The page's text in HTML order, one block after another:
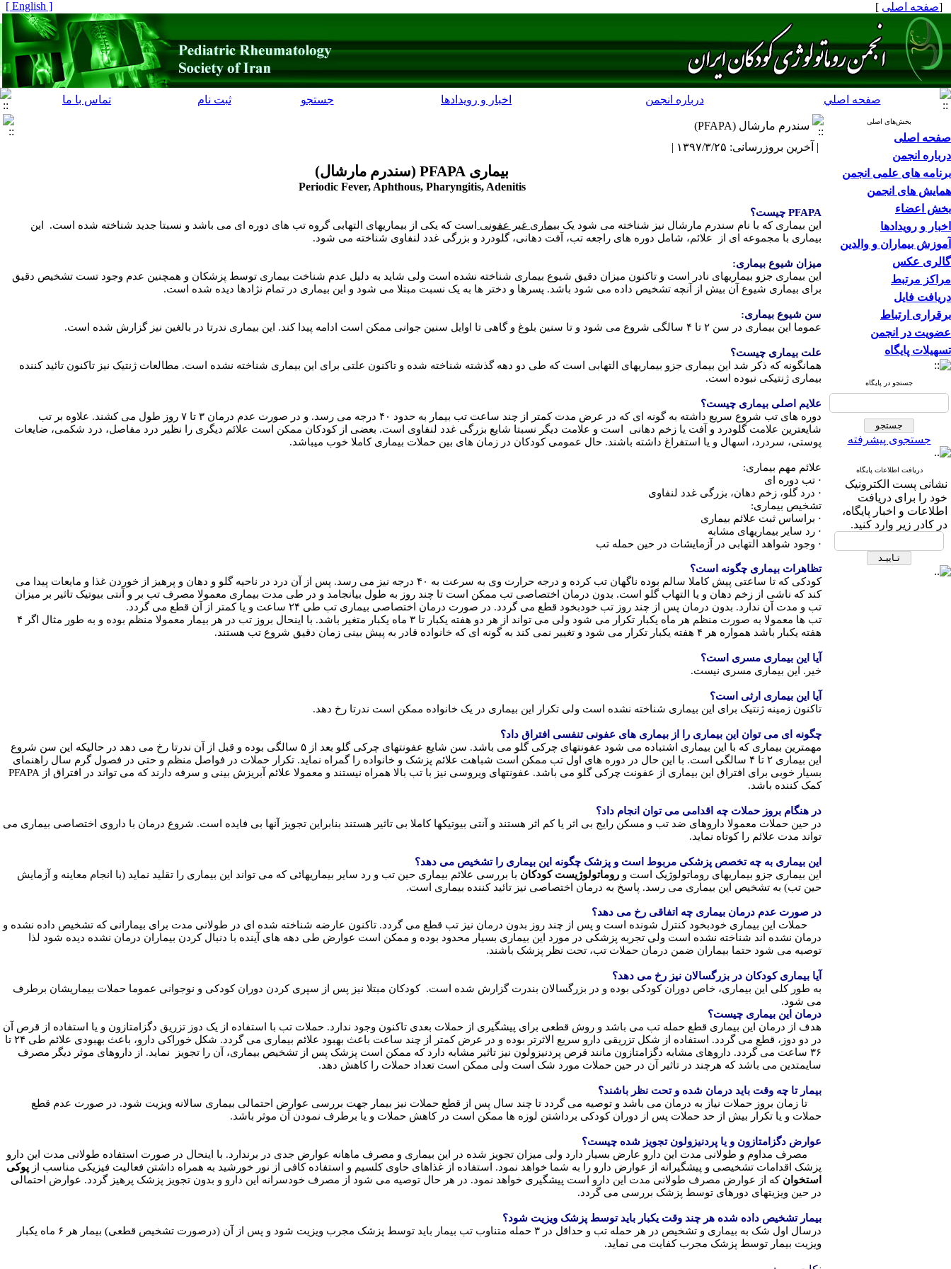
[صفحه اصلی ]
[ English ]
صفحه اصلي درباره انجمن اخبار و رویدادها جستجو ثبت نام تماس با ما
بخش‌های اصلی
صفحه اصلی
درباره انجمن
برنامه های علمی انجمن
همایش های انجمن
بخش اعضاء
اخبار و رویدادها
آموزش بیماران و والدین
گالری عکس
مراکز مرتبط
دریافت فایل
برقراری ارتباط
عضویت در انجمن
تسهیلات پایگاه
جستجو در پایگاه
جستجوی پیشرفته
دریافت اطلاعات پایگاه
نشانی پست الکترونیک
خود را برای دریافت
اطلاعات و اخبار پایگاه،
در کادر زیر وارد کنید.
سندرم مارشال (PFAPA)
| آخرین بروزرسانی: ۱۳۹۷/۳/۲۵ |
بیماری PFAPA (سندرم مارشال)
Periodic Fever, Aphthous, Pharyngitis, Adenitis
PFAPA چیست؟
این بیماری که با نام سندرم مارشال نیز شناخته می شود یک بیماری غیر عفونی است که یکی از بیماریهای التهابی گروه تب های دوره ای می باشد و نسبتا جدید شناخته شده است. این
بیماری با مجموعه ای از علائم، شامل دوره های راجعه تب، آفت دهانی، گلودرد و بزرگی غدد لنفاوی شناخته می شود.
میزان شیوع بیماری:
این بیماری جزو بیماریهای نادر است و تاکنون میزان دقیق شیوع بیماری شناخته نشده است ولی شاید به دلیل عدم شناخت بیماری توسط پزشکان و همچنین عدم وجود تست تشخیص دقیق
برای بیماری شیوع آن بیش از آنچه تشخیص داده می شود باشد. پسرها و دختر ها به یک نسبت مبتلا می شود و این بیماری در تمام نژادها دیده شده است.
سن شیوع بیماری:
عموما این بیماری در سن ۲ تا ۴ سالگی شروع می شود و تا سنین بلوغ و گاهی تا اوایل سنین جوانی ممکن است ادامه پیدا کند. این بیماری ندرتا در بالغین نیز گزارش شده است.
علت بیماری چیست؟
همانگونه که ذکر شد این بیماری جزو بیماریهای التهابی است که طی دو دهه گذشته شناخته شده و تاکنون علتی برای این بیماری شناخته نشده است. مطالعات ژنتیک نیز تاکنون تائید کننده
بیماری ژنتیکی نبوده است.
علایم اصلی بیماری چیست؟
دوره های تب شروع سریع داشته به گونه ای که در عرض مدت کمتر از چند ساعت تب بیمار به حدود ۴۰ درجه می رسد. و در صورت عدم درمان ۳ تا ۷ روز طول می کشند. علاوه بر تب
شایعترین علامت گلودرد و آفت یا زخم دهانی است و علامت دیگر نسبتا شایع بزرگی غدد لنفاوی است. بعضی از کودکان ممکن است علائم دیگری را نظیر درد مفاصل، درد شکمی، ضایعات
پوستی، سردرد، اسهال و یا استفراغ داشته باشند. حال عمومی کودکان در زمان های بین حملات بیماری کاملا خوب میباشد.
علائم مهم بیماری:
· تب دوره ای
· درد گلو، زخم دهان، بزرگی غدد لنفاوی
تشخیص بیماری:
· براساس ثبت علائم بیماری
· رد سایر بیماریهای مشابه
· وجود شواهد التهابی در آزمایشات در حین حمله تب
تظاهرات بیماری چگونه است؟
کودکی که تا ساعتی پیش کاملا سالم بوده ناگهان تب کرده و درجه حرارت وی به سرعت به ۴۰ درجه نیز می رسد. پس از آن درد در ناحیه گلو و دهان و پرهیز از خوردن غذا و مایعات پیدا می
کند که ناشی از زخم دهان و یا التهاب گلو است. بدون درمان اختصاصی تب ممکن است تا چند روز به طول بیانجامد و در طی مدت بیماری معمولا مصرف تب بر و آنتی بیوتیک تاثیر بر میزان
تب و مدت آن ندارد. بدون درمان پس از چند روز تب خودبخود قطع می گردد. در صورت درمان اختصاصی بیماری تب طی ۲۴ ساعت و یا کمتر از آن قطع می گردد.
تب ها معمولا به صورت منظم هر ماه یکبار تکرار می شود ولی می تواند از هر دو هفته یکبار تا ۳ ماه یکبار متغیر باشد. با اینحال بروز تب در هر بیمار معمولا منظم بوده و به طور مثال اگر ۴
هفته یکبار باشد همواره هر ۴ هفته یکبار تکرار می شود و تغییر نمی کند به گونه ای که خانواده قادر به پیش بینی زمان دقیق شروع تب هستند.
آیا این بیماری مسری است؟
خیر. این بیماری مسری نیست.
آیا این بیماری ارثی است؟
تاکنون زمینه ژنتیک برای این بیماری شناخته نشده است ولی تکرار این بیماری در یک خانواده ممکن است ندرتا رخ دهد.
چگونه ای می توان این بیماری را از بیماری های عفونی تنفسی افتراق داد؟
مهمترین بیماری که با این بیماری اشتباده می شود عفونتهای چرکی گلو می باشد. سن شایع عفونتهای چرکی گلو بعد از ۵ سالگی بوده و قبل از آن ندرتا رخ می دهد در حالیکه این سن شروع
این بیماری ۲ تا ۴ سالگی است. با این حال در دوره های اول تب ممکن است شباهت علائم پزشک و خانواده را گمراه نماید. تکرار حملات در فواصل منظم و حتی در فصول گرم سال راهنمای
بسیار خوبی برای افتراق این بیماری از عفونت چرکی گلو می باشد. عفونتهای ویروسی نیز با تب بالا همراه نیستند و معمولا علائم آبریزش بینی و سرفه دارند که می تواند در افتراق از PFAPA
کمک کننده باشد.
در هنگام بروز حملات چه اقدامی می توان انجام داد؟
در حین حملات معمولا داروهای ضد تب و مسکن رایج بی اثر یا کم اثر هستند و آنتی بیوتیکها کاملا بی تاثیر هستند بنابراین تجویز آنها بی فایده است. شروع درمان با داروی اختصاصی بیماری می
تواند مدت علائم را کوتاه نماید.
این بیماری به چه تخصص پزشکی مربوط است و پزشک چگونه این بیماری را تشخیص می دهد؟
این بیماری جزو بیماریهای روماتولوژیک است و روماتولوژیست کودکان با بررسی علائم بیماری حین تب و رد سایر بیماریهائی که می تواند این بیماری را تقلید نماید (با انجام معاینه و آزمایش
حین تب) به تشخیص این بیماری می رسد. پاسخ به درمان اختصاصی نیز تائید کننده بیماری است.
در صورت عدم درمان بیماری چه اتفاقی رخ می دهد؟
حملات این بیماری خودبخود کنترل شونده است و پس از چند روز بدون درمان نیز تب قطع می گردد. تاکنون عارضه شناخته شده ای در طولانی مدت برای بیمارانی که تشخیص داده نشده و
درمان نشده اند شناخته نشده است ولی تجربه پزشکی در مورد این بیماری بسیار محدود بوده و ممکن است عوارض طی دهه های آینده با دنبال کردن بیماران درمان نشده دیده شود لذا
توصیه می شود حتما بیماران ضمن درمان حملات تب، تحت نظر پزشک باشند.
آیا بیماری کودکان در بزرگسالان نیز رخ می دهد؟
به طور کلی این بیماری، خاص دوران کودکی بوده و در بزرگسالان بندرت گزارش شده است. کودکان مبتلا نیز پس از سپری کردن دوران کودکی و نوجوانی عموما حملات بیماریشان برطرف
می شود.
درمان این بیماری چیست؟
هدف از درمان این بیماری قطع حمله تب می باشد و روش قطعی برای پیشگیری از حملات بعدی تاکنون وجود ندارد. حملات تب با استفاده از یک دوز تزریق دگزامتازون و یا استفاده از قرص آن
در دو دوز، قطع می گردد. استفاده از شکل تزریقی دارو سریع الاثرتر بوده و در عرض کمتر از چند ساعت باعث بهبود علائم بیماری می گردد. شکل خوراکی دارو، باعث بهبودی علائم طی ۲۴ تا
۳۶ ساعت می گردد. داروهای مشابه دگزامتازون مانند قرص پردنیزولون نیز تاثیر مشابه دارد که ممکن است پزشک پس از تشخیص بیماری، آن را تجویز نماید. از داروهای موثر دیگر مصرف
سایمتدین می باشد که هرچند در تاثیر آن در حین حملات مورد شک است ولی ممکن است تعداد حملات را کاهش دهد.
بیمار تا چه وقت باید درمان شده و تحت نظر باشند؟
تا زمان بروز حملات نیاز به درمان می باشد و توصیه می گردد تا چند سال پس از قطع حملات نیز بیمار جهت بررسی عوارض احتمالی بیماری سالانه ویزیت شود. در صورت عدم قطع
حملات و یا تکرار بیش از حد حملات پس از دوران کودکی برداشتن لوزه ها ممکن است در کاهش حملات و یا برطرف نمودن آن موثر باشد.
عوارض دگزامتازون و یا پردنیزولون تجویز شده چیست؟
مصرف مداوم و طولانی مدت این دارو عارض بسیار دارد ولی میزان تجویز شده در این بیماری و مصرف ماهانه عوارض جدی در برندارد. با اینحال در صورت استفاده طولانی مدت این دارو
پزشک اقدامات تشخیصی و پیشگیرانه از عوارض دارو را به شما خواهد نمود. استفاده از غذاهای حاوی کلسیم و استفاده کافی از نور خورشید به همراه داشتن فعالیت فیزیکی مناسب از پوکی
استخوانکه از عوارض مصرف طولانی مدت این دارو است پیشگیری خواهد نمود. در هر حال توصیه می شود از مصرف خودسرانه این دارو و بدون تجویز پزشک پرهیز گردد. عوارض احتمالی
در حین ویزیتهای دورهای توسط پزشک بررسی می گردد.
بیمار تشخیص داده شده هر چند وقت یکبار باید توسط پزشک ویزیت شود؟
درسال اول شک به بیماری و تشخیص در هر حمله تب و حداقل در ۳ حمله متناوب تب بیمار باید توسط پزشک مجرب ویزیت شود و پس از آن (درصورت تشخیص قطعی) بیمار هر ۶ ماه یکبار
ویزیت بیمار توسط پزشک مجرب کفایت می نماید.